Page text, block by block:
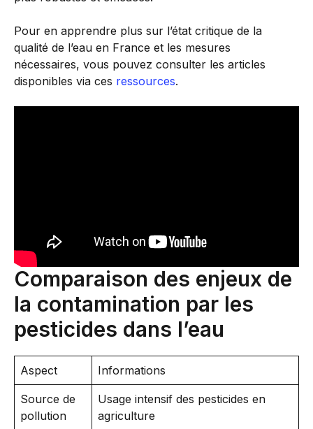
Pour en apprendre plus sur l’état critique de la
qualité de l’eau en France et les mesures
nécessaires, vous pouvez consulter les articles
disponibles via ces ressources.
Comparaison des enjeux de
la contamination par les
pesticides dans l’eau
Aspect Informations
Source de
pollution
Usage intensif des pesticides en
agriculture